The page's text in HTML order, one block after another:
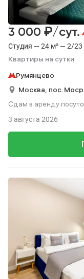
Студия — 24 м² — 2/23
Квартиры на сутки
3 000 ₽/сут.
Румянцево
Москва, пос.
Сдам в аренду
3 августа 2026